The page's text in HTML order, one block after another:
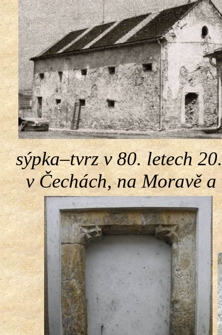
sýpka–tvrz v 80. letech
v Čechách, na Moravě